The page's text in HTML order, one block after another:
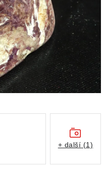
+ další (1)